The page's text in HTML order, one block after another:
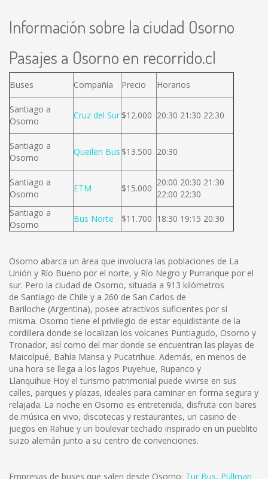
Información sobre la ciudad Osorno
Pasajes a Osorno en recorrido.cl
Buses Compañía Precio Horarios
Santiago a
Osorno
Cruz del Sur $12.000 20:30 21:30 22:30
Santiago a
Osorno
Queilen Bus $13.500 20:30
Santiago a
Osorno
ETM $15.000
20:00 20:30 21:30
22:00 22:30
Santiago a
Osorno
Bus Norte $11.700 18:30 19:15 20:30
Osorno abarca un área que involucra las poblaciones de La
Unión y Río Bueno por el norte, y Río Negro y Purranque por el
sur. Pero la ciudad de Osorno, situada a 913 kilómetros
de Santiago de Chile y a 260 de San Carlos de
Bariloche (Argentina), posee atractivos suficientes por sí
misma. Osorno tiene el privilegio de estar equidistante de la
cordillera donde se localizan los volcanes Puntiagudo, Osorno y
Tronador, así como del mar donde se encuentran las playas de
Maicolpué, Bahía Mansa y Pucatrihue. Además, en menos de
una hora se llega a los lagos Puyehue, Rupanco y
Llanquihue Hoy el turismo patrimonial puede vivirse en sus
calles, parques y plazas, ideales para caminar en forma segura y
relajada. La noche en Osorno es entretenida, disfruta con bares
de música en vivo, discotecas y restaurantes, un casino de
juegos en Rahue y un boulevar techado inspirado en un pueblito
suizo alemán junto a su centro de convenciones.
Empresas de buses que salen desde Osorno: Tur Bus, Pullman